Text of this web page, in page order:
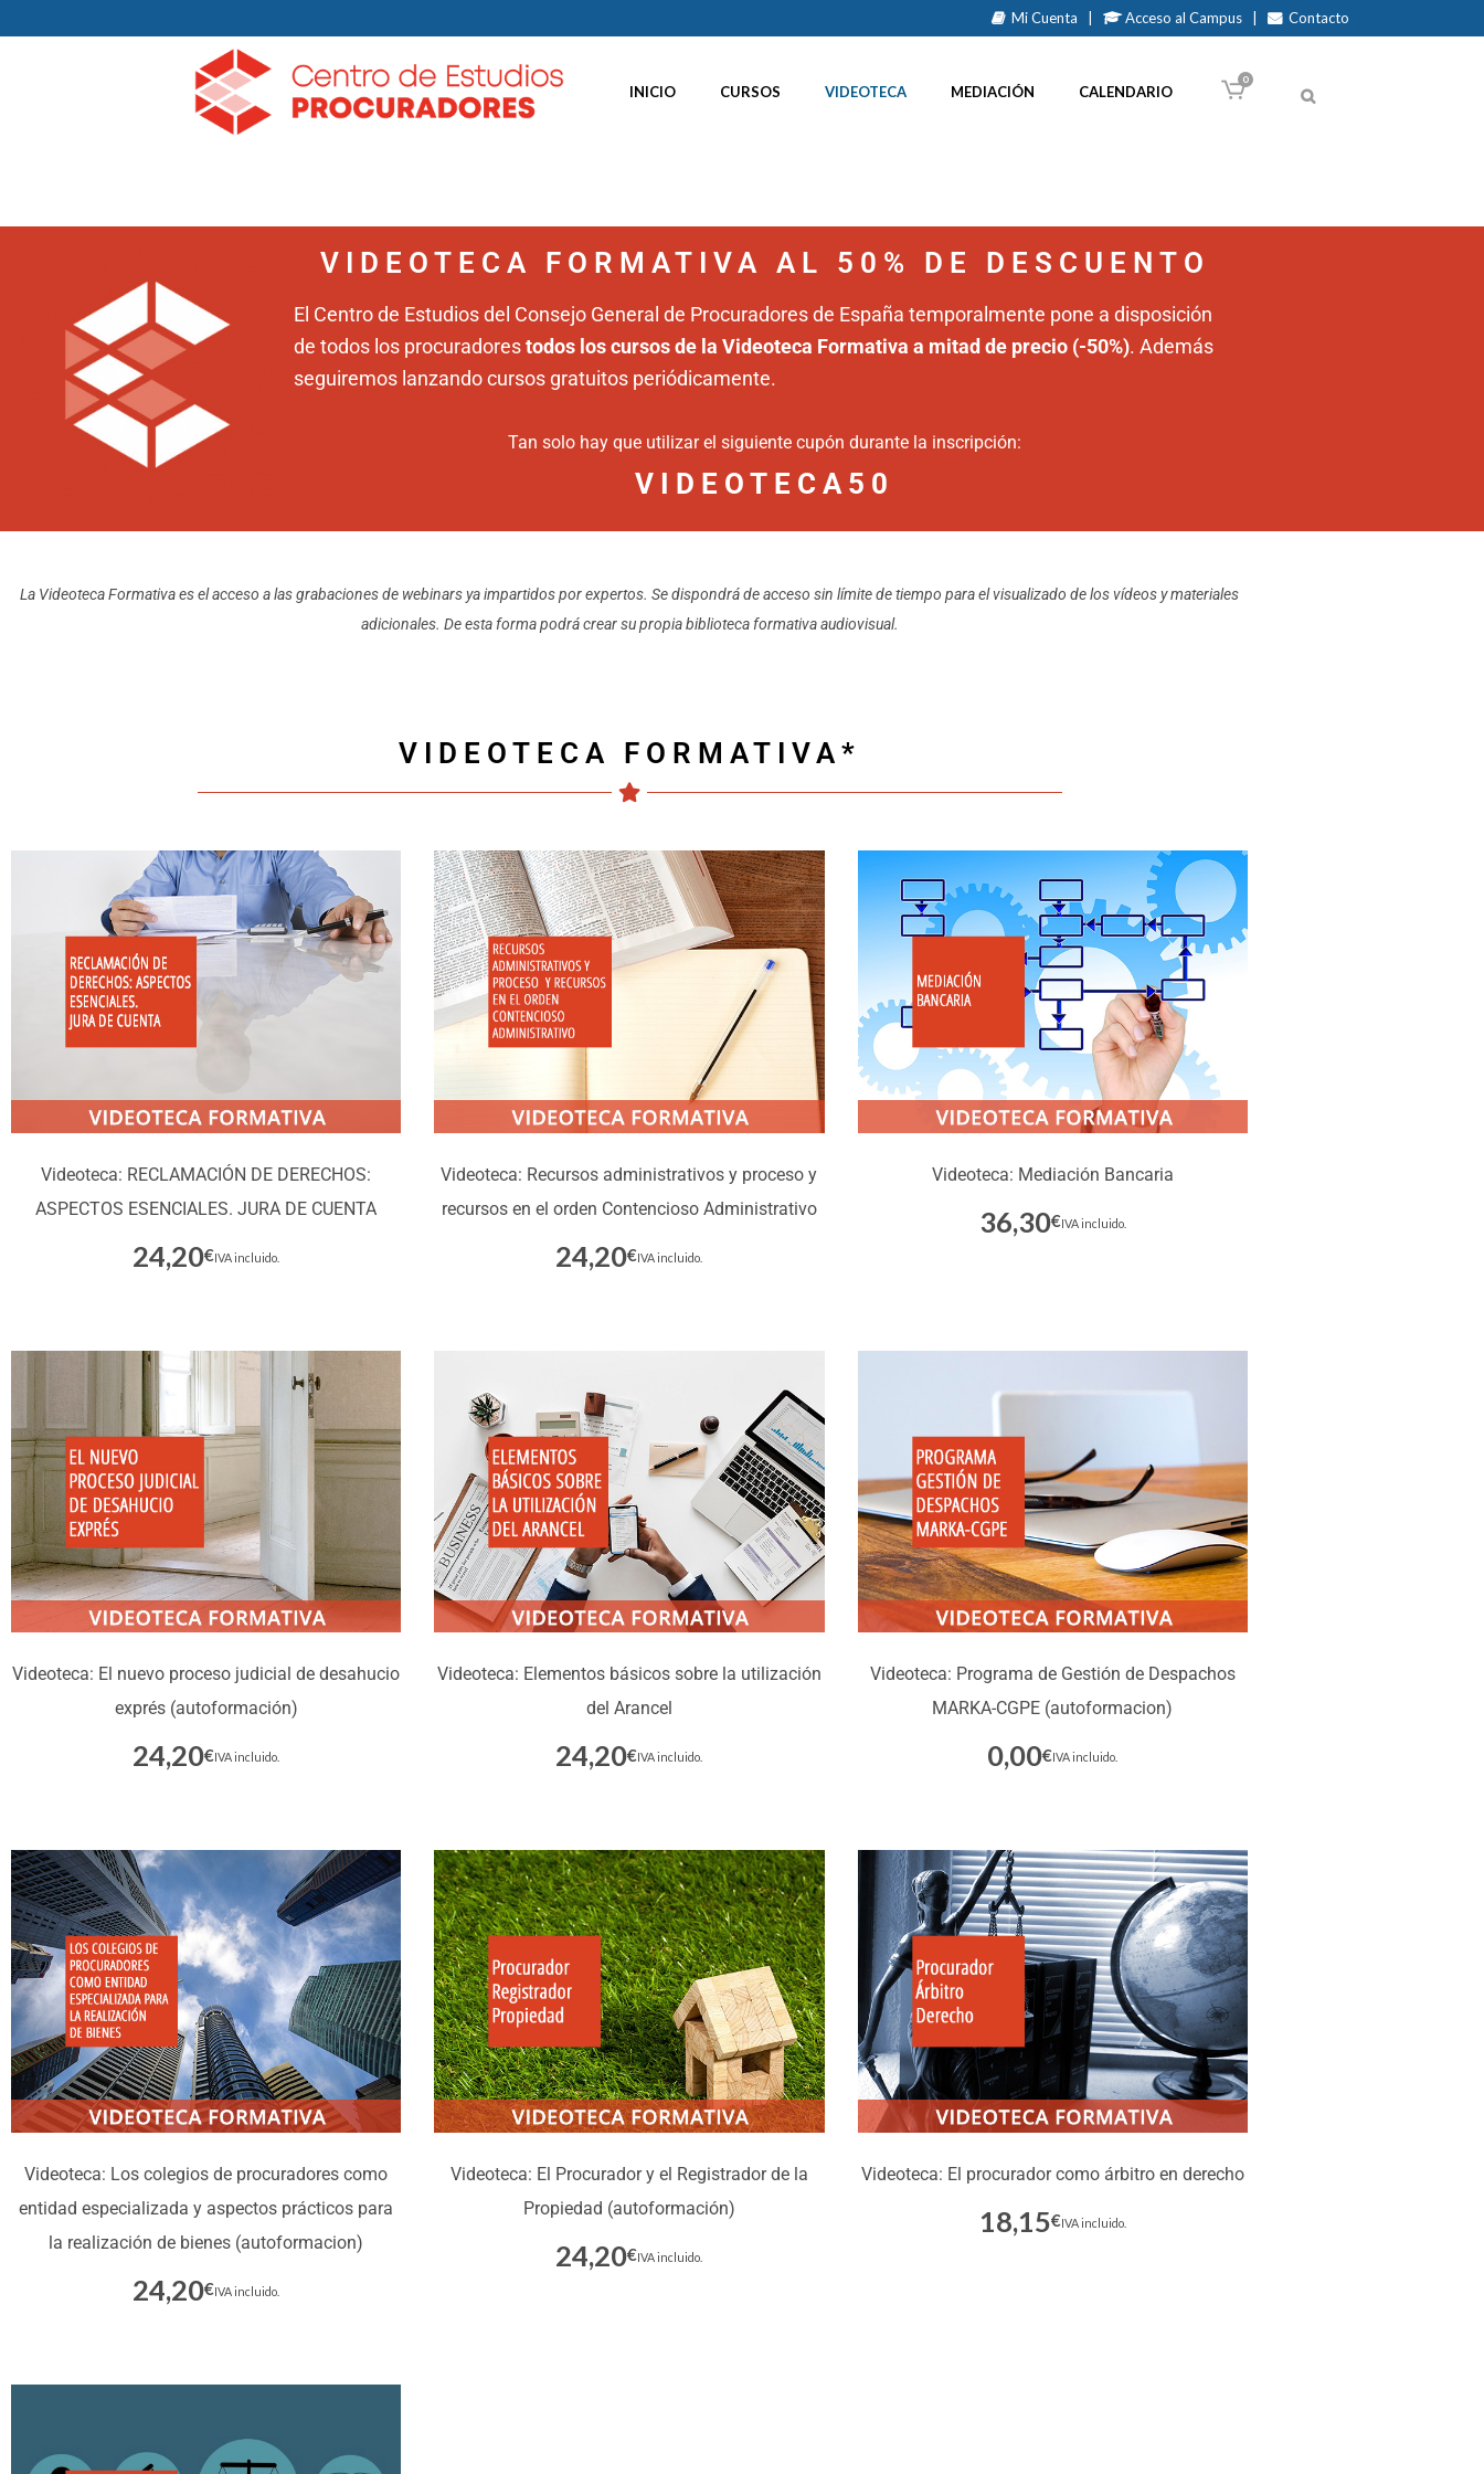
Mi Cuenta Acceso al Campus Contacto
0
INICIO CURSOS VIDEOTECA MEDIACIÓN CALENDARIO
VIDEOTECA FORMATIVA AL 50% DE DESCUENTO
El Centro de Estudios del Consejo General de Procuradores de España temporalmente pone a disposición
de todos los procuradorestodos los cursos de la Videoteca Formativa a mitad de precio (-50%). Además
seguiremos lanzando cursos gratuitos periódicamente.
Tan solo hay que utilizar el siguiente cupón durante la inscripción:
VIDEOTECA50
La Videoteca Formativa es el acceso a las grabaciones de webinars ya impartidos por expertos. Se dispondrá de acceso sin límite de tiempo para el visualizado de los vídeos y materiales
adicionales. De esta forma podrá crear su propia biblioteca formativa audiovisual.
VIDEOTECA FORMATIVA*
Videoteca: RECLAMACIÓN DE DERECHOS:
ASPECTOS ESENCIALES. JURA DE CUENTA
24,20€IVA incluido.
Videoteca: Recursos administrativos y proceso y
recursos en el orden Contencioso Administrativo
24,20€IVA incluido.
Videoteca: Mediación Bancaria
36,30€IVA incluido.
Videoteca: El nuevo proceso judicial de desahucio
exprés (autoformación)
24,20€IVA incluido.
Videoteca: Elementos básicos sobre la utilización
del Arancel
24,20€IVA incluido.
Videoteca: Programa de Gestión de Despachos
MARKA-CGPE (autoformacion)
0,00€IVA incluido.
Videoteca: Los colegios de procuradores como
entidad especializada y aspectos prácticos para
la realización de bienes (autoformacion)
24,20€IVA incluido.
Videoteca: El Procurador y el Registrador de la
Propiedad (autoformación)
24,20€IVA incluido.
Videoteca: El procurador como árbitro en derecho
18,15€IVA incluido.